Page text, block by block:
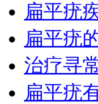
扁平疣
扁平疣
治疗寻
扁平疣